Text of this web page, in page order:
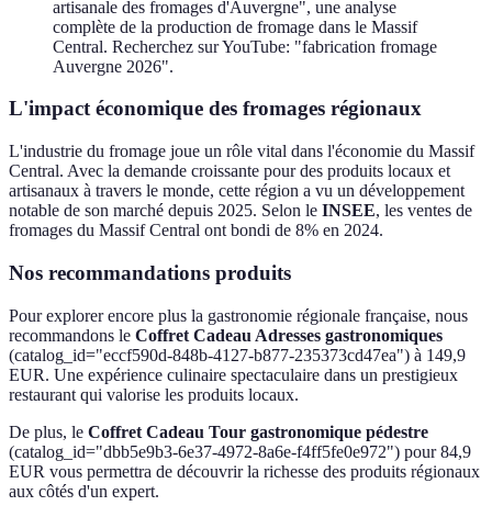
artisanale des fromages d'Auvergne", une analyse
complète de la production de fromage dans le Massif
Central. Recherchez sur YouTube: "fabrication fromage
Auvergne 2026".
L'impact économique des fromages régionaux
L'industrie du fromage joue un rôle vital dans l'économie du Massif
Central. Avec la demande croissante pour des produits locaux et
artisanaux à travers le monde, cette région a vu un développement
notable de son marché depuis 2025. Selon le INSEE, les ventes de
fromages du Massif Central ont bondi de 8% en 2024.
Nos recommandations produits
Pour explorer encore plus la gastronomie régionale française, nous
recommandons le Coffret Cadeau Adresses gastronomiques
(catalog_id="eccf590d-848b-4127-b877-235373cd47ea") à 149,9
EUR. Une expérience culinaire spectaculaire dans un prestigieux
restaurant qui valorise les produits locaux.
De plus, le Coffret Cadeau Tour gastronomique pédestre
(catalog_id="dbb5e9b3-6e37-4972-8a6e-f4ff5fe0e972") pour 84,9
EUR vous permettra de découvrir la richesse des produits régionaux
aux côtés d'un expert.